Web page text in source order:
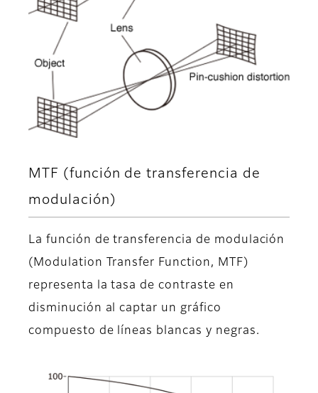
MTF (función de transferencia de
modulación)
La función de transferencia de modulación
(Modulation Transfer Function, MTF)
representa la tasa de contraste en
disminución al captar un gráfico
compuesto de líneas blancas y negras.